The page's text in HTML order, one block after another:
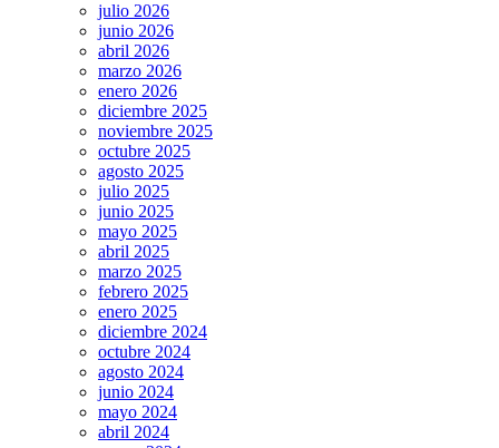
julio 2026
junio 2026
abril 2026
marzo 2026
enero 2026
diciembre 2025
noviembre 2025
octubre 2025
agosto 2025
julio 2025
junio 2025
mayo 2025
abril 2025
marzo 2025
febrero 2025
enero 2025
diciembre 2024
octubre 2024
agosto 2024
junio 2024
mayo 2024
abril 2024